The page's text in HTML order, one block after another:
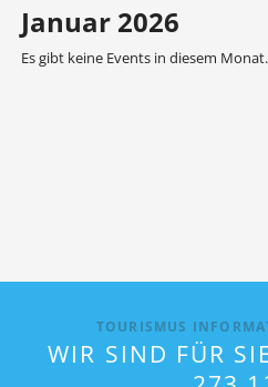
Januar 2026
Es gibt keine Events in diesem Monat.
TOURISMUS
WIR SIND FÜR